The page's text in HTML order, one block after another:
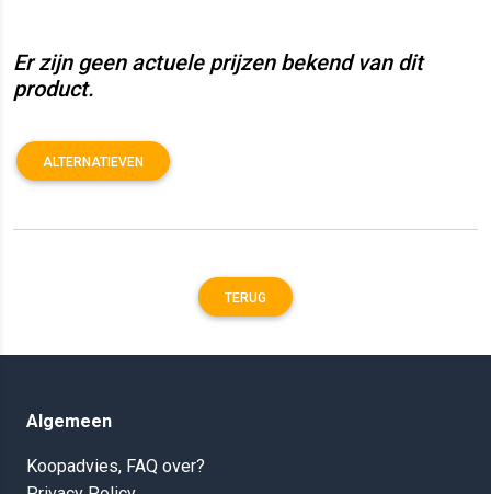
Er zijn geen actuele prijzen bekend van dit
product.
ALTERNATIEVEN
TERUG
Algemeen
Koopadvies, FAQ over?